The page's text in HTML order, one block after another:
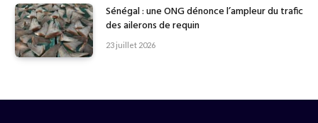
Sénégal : une ONG dénonce l’ampleur du trafic
des ailerons de requin
23 juillet 2026